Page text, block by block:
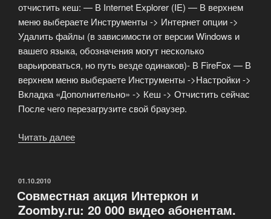
отчистить кеш: — В Internet Explorer (IE) — В верхнем
меню выбераете Инструменты -> Интернет опции ->
Удалить файлы (в зависимости от версии Windows и
вашего языка, обозначения могут несколько
варьироваться, но путь везде одинаков)- В FireFox — В
верхнем меню выбераете Инструменты ->Настройки ->
Вкладка «Дополнительно» -> Кеш -> Отчистить сейчас
После чего перезагрузите свой браузер.
Читать далее
показывает
видео
ОПУБЛИКОВАНО
01.10.2010
Совместная акция Интеркон и
Zoomby.ru: 20 000 видео абонентам.